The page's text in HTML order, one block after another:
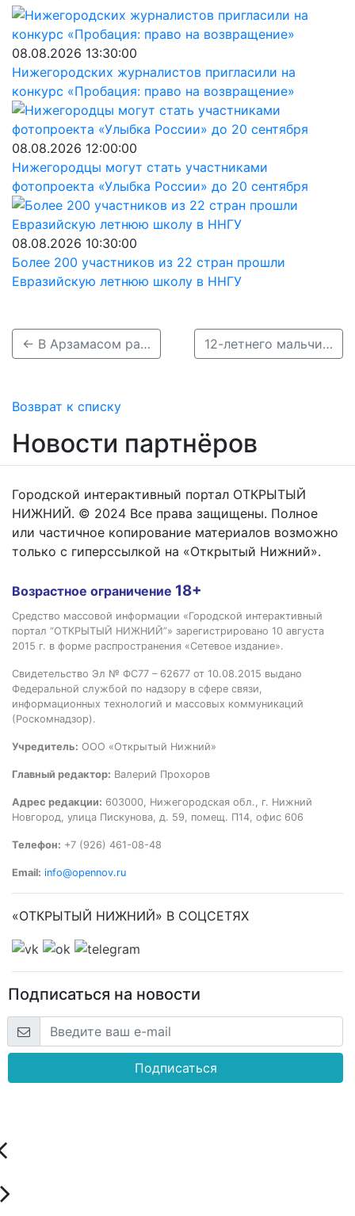
08.08.2026 13:30:00
Нижегородских журналистов пригласили на
конкурс «Пробация: право на возвращение»
08.08.2026 12:00:00
Нижегородцы могут стать участниками
фотопроекта «Улыбка России» до 20 сентября
08.08.2026 10:30:00
Более 200 участников из 22 стран прошли
Евразийскую летнюю школу в ННГУ
← В Арзамасом районе почти неделю ищут 53-летнего мужчину 12-летнего мальчика разыскивают в Нижнем Новгороде →
Возврат к списку
Новости партнёров
Городской интерактивный портал ОТКРЫТЫЙ
НИЖНИЙ. © 2024 Все права защищены. Полное
или частичное копирование материалов возможно
только с гиперссылкой на «Открытый Нижний».
Возрастное ограничение 18+
Средство массовой информации «Городской интерактивный
портал “ОТКРЫТЫЙ НИЖНИЙ”» зарегистрировано 10 августа
2015 г. в форме распространения «Сетевое издание».
Свидетельство Эл № ФС77 – 62677 от 10.08.2015 выдано
Федеральной службой по надзору в сфере связи,
информационных технологий и массовых коммуникаций
(Роскомнадзор).
Учредитель: ООО «Открытый Нижний»
Главный редактор: Валерий Прохоров
Адрес редакции: 603000, Нижегородская обл., г. Нижний
Новгород, улица Пискунова, д. 59, помещ. П14, офис 606
Телефон: +7 (926) 461-08-48
Email: info@opennov.ru
«ОТКРЫТЫЙ НИЖНИЙ» В СОЦСЕТЯХ
Подписаться на новости
Подписаться